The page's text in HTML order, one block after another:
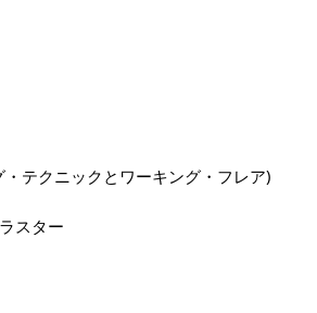
テクニックとワーキング・フレア)
スター